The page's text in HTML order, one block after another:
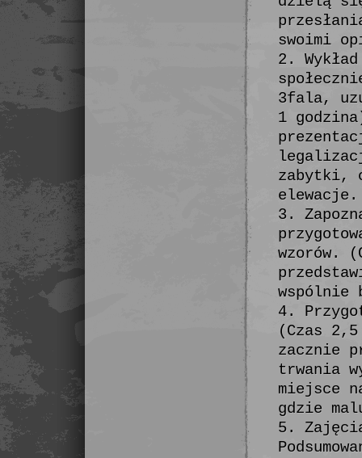
swoimi
2.
3fala,
1
zabytki,
elewacje.
3.
wzorów.
wspólnie
4.
(Czas
zacznie
trwania
miejsce
gdzie
5.